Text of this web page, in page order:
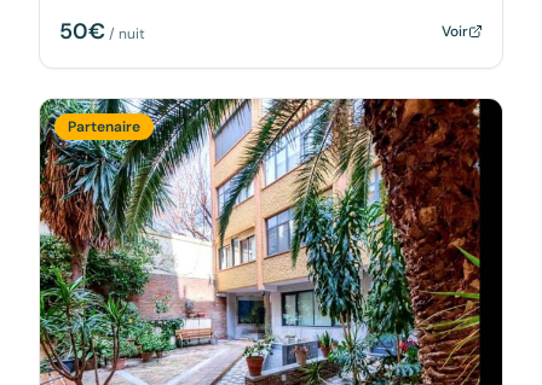
50€/ nuit Voir
Partenaire